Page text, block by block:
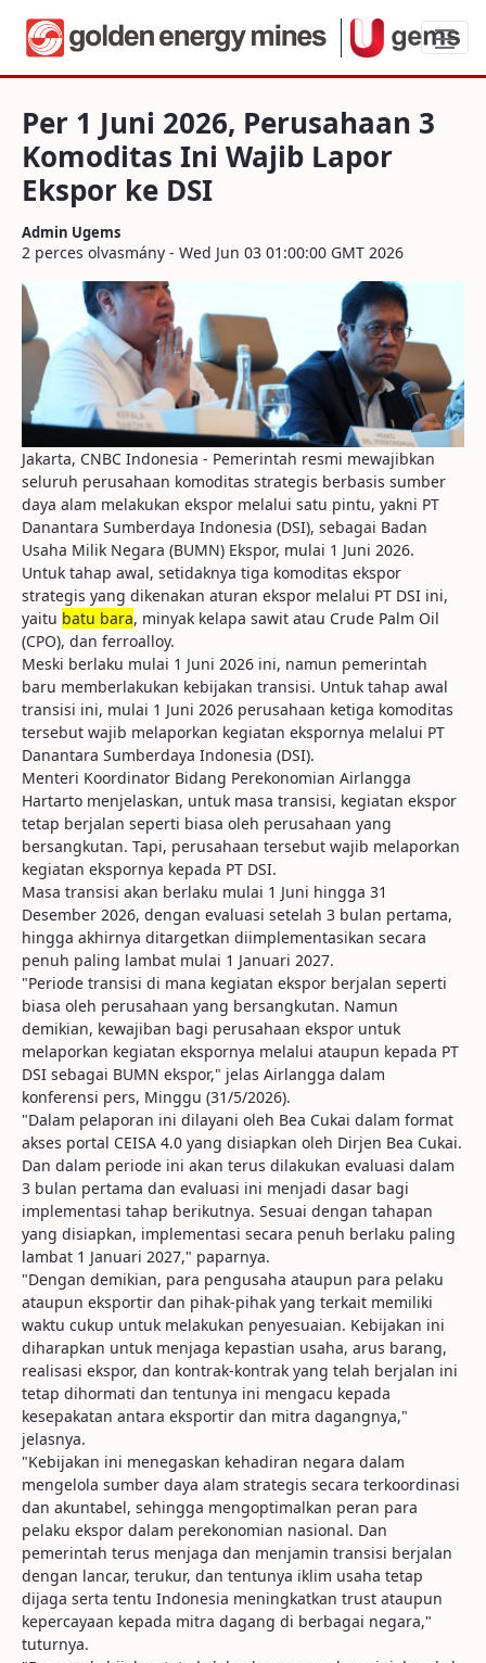
Per 1 Juni 2026, Perusahaan 3
Per 1 Juni 2026, Perusahaan 3
Komoditas Ini Wajib Lapor
Ekspor ke DSI
Admin Ugems
2 perces olvasmány - Wed Jun 03 01:00:00 GMT 2026
Jakarta, CNBC Indonesia - Pemerintah resmi mewajibkan
seluruh perusahaan komoditas strategis berbasis sumber
daya alam melakukan ekspor melalui satu pintu, yakni PT
Danantara Sumberdaya Indonesia (DSI), sebagai Badan
Usaha Milik Negara (BUMN) Ekspor, mulai 1 Juni 2026.
Untuk tahap awal, setidaknya tiga komoditas ekspor
strategis yang dikenakan aturan ekspor melalui PT DSI ini,
yaitu batu bara, minyak kelapa sawit atau Crude Palm Oil
(CPO), dan ferroalloy.
Meski berlaku mulai 1 Juni 2026 ini, namun pemerintah
baru memberlakukan kebijakan transisi. Untuk tahap awal
transisi ini, mulai 1 Juni 2026 perusahaan ketiga komoditas
tersebut wajib melaporkan kegiatan ekspornya melalui PT
Danantara Sumberdaya Indonesia (DSI).
Menteri Koordinator Bidang Perekonomian Airlangga
Hartarto menjelaskan, untuk masa transisi, kegiatan ekspor
tetap berjalan seperti biasa oleh perusahaan yang
bersangkutan. Tapi, perusahaan tersebut wajib melaporkan
kegiatan ekspornya kepada PT DSI.
Masa transisi akan berlaku mulai 1 Juni hingga 31
Desember 2026, dengan evaluasi setelah 3 bulan pertama,
hingga akhirnya ditargetkan diimplementasikan secara
penuh paling lambat mulai 1 Januari 2027.
"Periode transisi di mana kegiatan ekspor berjalan seperti
biasa oleh perusahaan yang bersangkutan. Namun
demikian, kewajiban bagi perusahaan ekspor untuk
melaporkan kegiatan ekspornya melalui ataupun kepada PT
DSI sebagai BUMN ekspor," jelas Airlangga dalam
konferensi pers, Minggu (31/5/2026).
"Dalam pelaporan ini dilayani oleh Bea Cukai dalam format
akses portal CEISA 4.0 yang disiapkan oleh Dirjen Bea Cukai.
Dan dalam periode ini akan terus dilakukan evaluasi dalam
3 bulan pertama dan evaluasi ini menjadi dasar bagi
implementasi tahap berikutnya. Sesuai dengan tahapan
yang disiapkan, implementasi secara penuh berlaku paling
lambat 1 Januari 2027," paparnya.
"Dengan demikian, para pengusaha ataupun para pelaku
ataupun eksportir dan pihak-pihak yang terkait memiliki
waktu cukup untuk melakukan penyesuaian. Kebijakan ini
diharapkan untuk menjaga kepastian usaha, arus barang,
realisasi ekspor, dan kontrak-kontrak yang telah berjalan ini
tetap dihormati dan tentunya ini mengacu kepada
kesepakatan antara eksportir dan mitra dagangnya,"
jelasnya.
"Kebijakan ini menegaskan kehadiran negara dalam
mengelola sumber daya alam strategis secara terkoordinasi
dan akuntabel, sehingga mengoptimalkan peran para
pelaku ekspor dalam perekonomian nasional. Dan
pemerintah terus menjaga dan menjamin transisi berjalan
dengan lancar, terukur, dan tentunya iklim usaha tetap
dijaga serta tentu Indonesia meningkatkan trust ataupun
kepercayaan kepada mitra dagang di berbagai negara,"
tuturnya.